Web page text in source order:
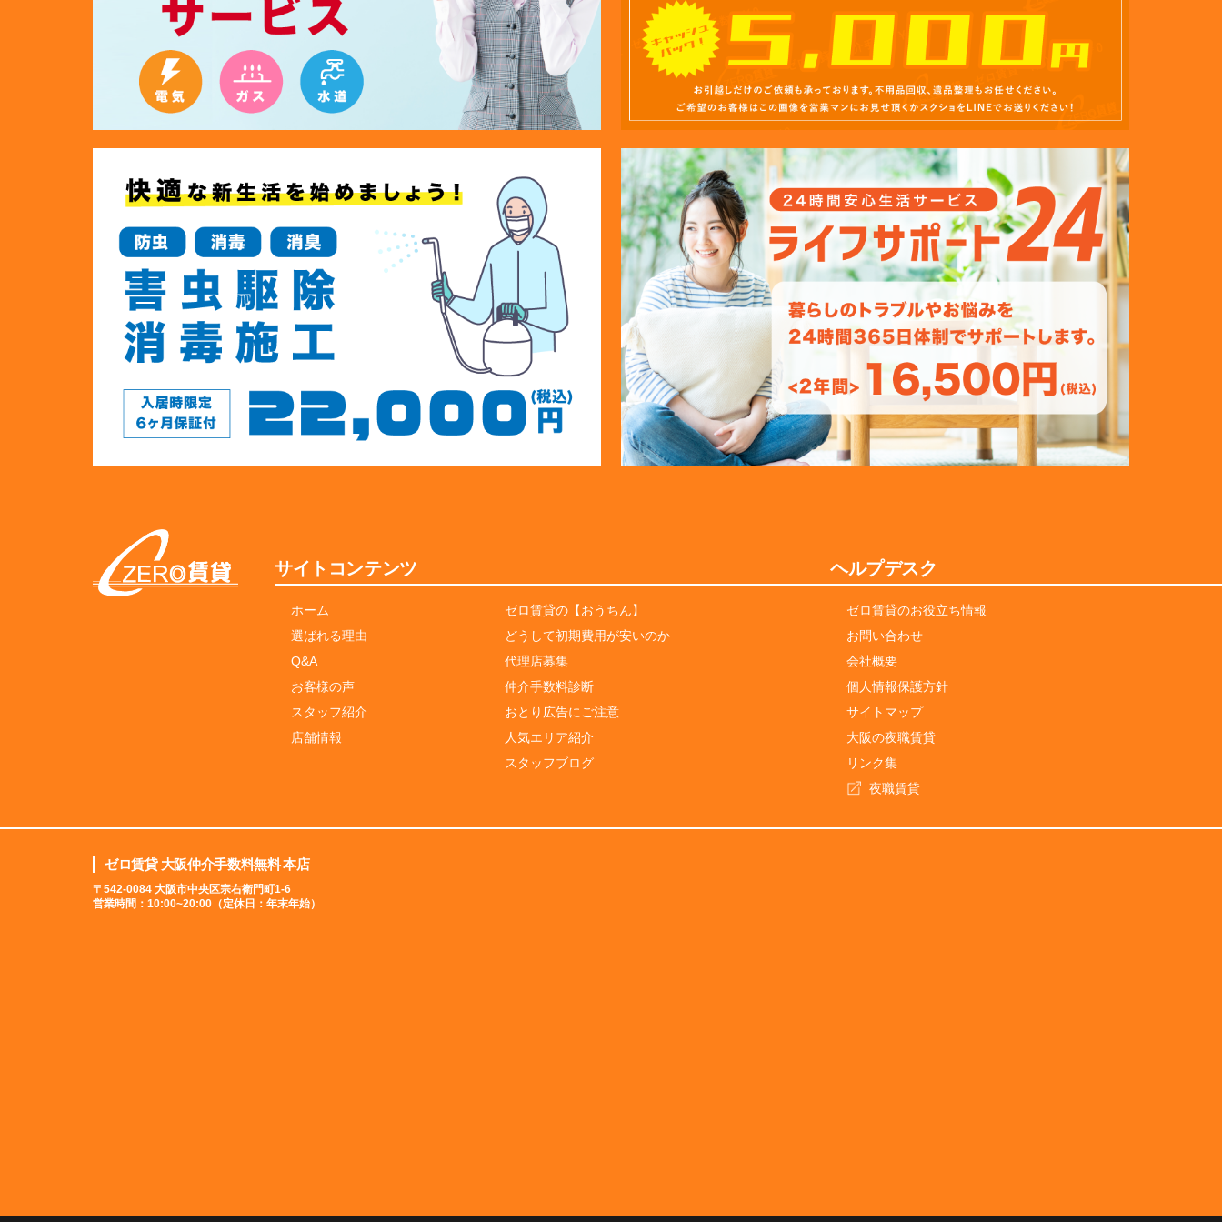
サイトコンテンツ
ホーム
選ばれる理由
Q&A
お客様の声
スタッフ紹介
店舗情報
ゼロ賃貸の【おうちん】
どうして初期費用が安いのか
代理店募集
仲介手数料診断
おとり広告にご注意
人気エリア紹介
スタッフブログ
ヘルプデスク
ゼロ賃貸のお役立ち情報
お問い合わせ
会社概要
個人情報保護方針
サイトマップ
大阪の夜職賃貸
リンク集
夜職賃貸
ゼロ賃貸 大阪仲介手数料無料 本店
〒542-0084 大阪市中央区宗右衛門町1-6
営業時間：10:00~20:00（定休日：年末年始）